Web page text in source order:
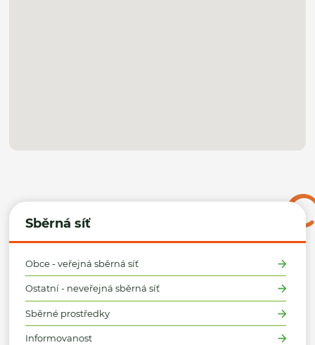
Sběrná síť
Obce - veřejná sběrná síť
Ostatní - neveřejná sběrná síť
Sběrné prostředky
Informovanost